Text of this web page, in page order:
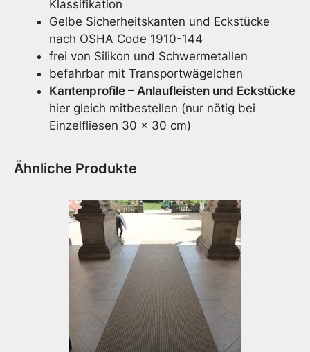
Klassifikation
Gelbe Sicherheitskanten und Eckstücke
nach OSHA Code 1910-144
frei von Silikon und Schwermetallen
befahrbar mit Transportwägelchen
Kantenprofile – Anlaufleisten und Eckstücke
hier gleich mitbestellen (nur nötig bei
Einzelfliesen 30 x 30 cm)
Ähnliche Produkte